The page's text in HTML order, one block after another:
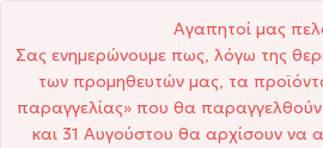
Αγαπητοί μας
Σας ενημερώνουμε πως, λόγω της
των προμηθευτών μας, τα
παραγγελίας» που θα
και 31 Αυγούστου θα αρχίσουν να